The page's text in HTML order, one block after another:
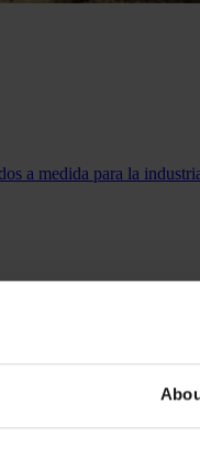
a medida para la